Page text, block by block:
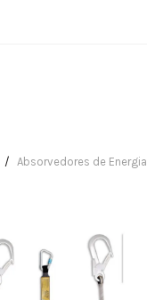
Absorvedores de Energia